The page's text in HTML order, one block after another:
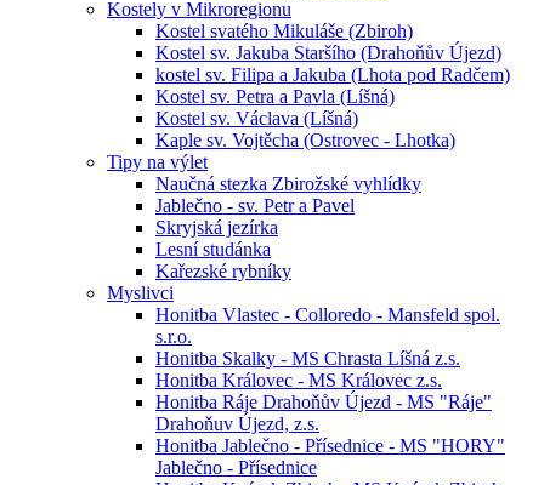
Kostely v Mikroregionu
Kostel svatého Mikuláše (Zbiroh)
Kostel sv. Jakuba Staršího (Drahoňův Újezd)
kostel sv. Filipa a Jakuba (Lhota pod Radčem)
Kostel sv. Petra a Pavla (Líšná)
Kostel sv. Václava (Líšná)
Kaple sv. Vojtěcha (Ostrovec - Lhotka)
Tipy na výlet
Naučná stezka Zbirožské vyhlídky
Jablečno - sv. Petr a Pavel
Skryjská jezírka
Lesní studánka
Kařezské rybníky
Myslivci
Honitba Vlastec - Colloredo - Mansfeld spol.
s.r.o.
Honitba Skalky - MS Chrasta Líšná z.s.
Honitba Královec - MS Královec z.s.
Honitba Ráje Drahoňův Újezd - MS "Ráje"
Drahoňuv Újezd, z.s.
Honitba Jablečno - Přísednice - MS "HORY"
Jablečno - Přísednice